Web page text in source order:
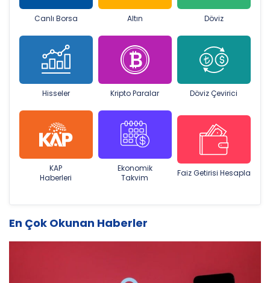
Canlı Borsa Altın Döviz
Hisseler Kripto Paralar Döviz Çevirici
KAP
Haberleri
Ekonomik
Takvim
Faiz Getirisi Hesapla
En Çok Okunan Haberler